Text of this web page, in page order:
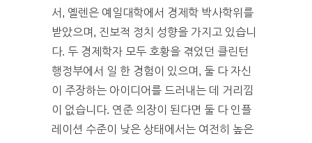
서, 옐렌은 예일대학에서 경제학 박사학위를
받았으며, 진보적 정치 성향을 가지고 있습니
다. 두 경제학자 모두 호황을 겪었던 클린턴
행정부에서 일 한 경험이 있으며, 둘 다 자신
이 주장하는 아이디어를 드러내는 데 거리낌
이 없습니다. 연준 의장이 된다면 둘 다 인플
레이션 수준이 낮은 상태에서는 여전히 높은